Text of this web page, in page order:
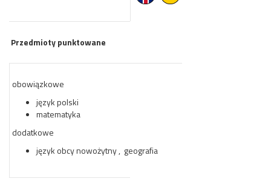
Przedmioty punktowane
obowiązkowe
język polski
matematyka
dodatkowe
język obcy nowożytny , geografia